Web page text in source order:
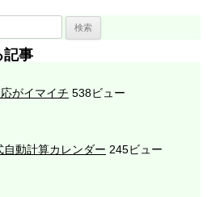
記事
がイマイチ 538ビュー
自動計算カレンダー 245ビュー